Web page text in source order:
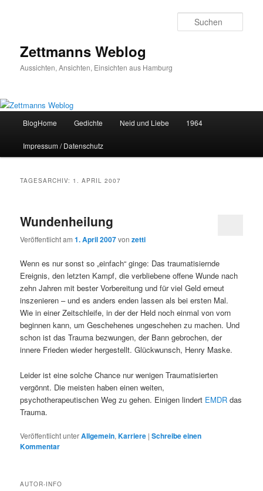
Zettmanns Weblog
Aussichten, Ansichten, Einsichten aus Hamburg
BlogHome Gedichte Neid und Liebe 1964
Impressum / Datenschutz
TAGESARCHIV: 1. APRIL 2007
Wundenheilung
Veröffentlicht am1. April 2007vonzetti
Wenn es nur sonst so „einfach“ ginge: Das traumatisiernde
Ereignis, den letzten Kampf, die verbliebene offene Wunde nach
zehn Jahren mit bester Vorbereitung und für viel Geld erneut
inszenieren – und es anders enden lassen als bei ersten Mal.
Wie in einer Zeitschleife, in der der Held noch einmal von vorn
beginnen kann, um Geschehenes ungeschehen zu machen. Und
schon ist das Trauma bezwungen, der Bann gebrochen, der
innere Frieden wieder hergestellt. Glückwunsch, Henry Maske.
Leider ist eine solche Chance nur wenigen Traumatisierten
vergönnt. Die meisten haben einen weiten,
psychotherapeutischen Weg zu gehen. Einigen lindert EMDR das
Trauma.
Veröffentlicht unterAllgemein,Karriere |Schreibe einen
Kommentar
AUTOR-INFO